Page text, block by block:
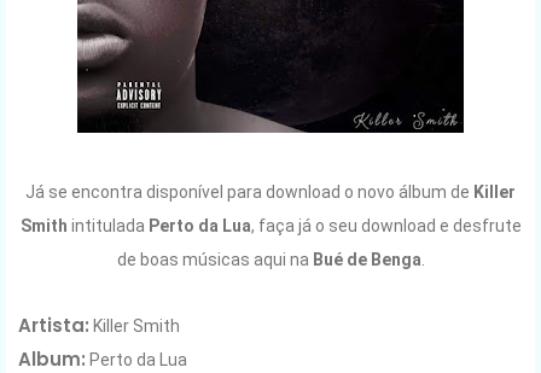
Já se encontra disponível para download o novo álbum de Killer
Smith intitulada Perto da Lua, faça já o seu download e desfrute
de boas músicas aqui na Bué de Benga
Artista: Killer Smith
Album: Perto da Lua